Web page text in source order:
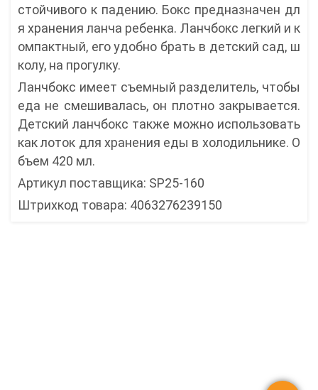
стойчивого к падению. Бокс предназначен дл
я хранения ланча ребенка. Ланчбокс легкий и к
омпактный, его удобно брать в детский сад, ш
колу, на прогулку.
Ланчбокс имеет съемный разделитель, чтобы
еда не смешивалась, он плотно закрывается.
Детский ланчбокс также можно использовать
как лоток для хранения еды в холодильнике. О
бъем 420 мл.
Артикул поставщика: SP25-160
Штрихкод товара: 4063276239150